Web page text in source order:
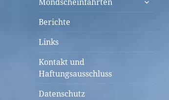
Berichte
Links
Kontakt und
Haftungsausschluss
Datenschutz